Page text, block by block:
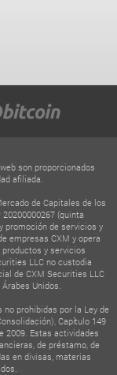
son proporcionados
afiliada.
de Capitales de los
(quinta
promoción de servicios y
empresas CXM y opera
y servicios
LLC no custodia
de CXM Securities LLC
Unidos.
prohibidas por la Ley de
Capítulo 149
2009. Estas actividades
de préstamo, de
en divisas, materias